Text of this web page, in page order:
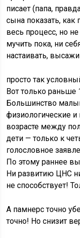
писает (папа,
сына показать, как
весь процесс, но
мучить пока, ни
настаивать,
просто так
Вот только раньше
Большинство
физиологические
возрасте между
дети — только к
голословное
По этому раннее
Ни развитию ЦНС
не способствует!
А памнерс точно
точно! Но снизит